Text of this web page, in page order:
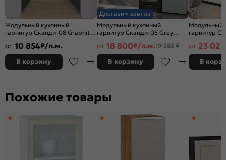
Модульный кухонный
гарнитур Сканди-08 Graphite
от 10 854₽/п.м.
В корзину
Доставим завтра
Модульный кухонный
гарнитур Сканди-05 Grey
2140x1200x600
от 18 800₽/п.м.19 583 ₽
В корзину
Модульный
гарнитур
от 23 025
В
Похожие товары